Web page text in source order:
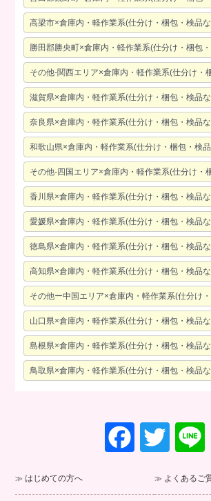
高梁市×倉庫内・軽作業系(仕分け・梱包・検品
勝田郡勝央町×倉庫内・軽作業系(仕分け・梱包
その他-関西エリア×倉庫内・軽作業系(仕分け・
滋賀県×倉庫内・軽作業系(仕分け・梱包・検品
奈良県×倉庫内・軽作業系(仕分け・梱包・検品
和歌山県×倉庫内・軽作業系(仕分け・梱包・検
その他-四国エリア×倉庫内・軽作業系(仕分け・
香川県×倉庫内・軽作業系(仕分け・梱包・検品
愛媛県×倉庫内・軽作業系(仕分け・梱包・検品
徳島県×倉庫内・軽作業系(仕分け・梱包・検品
高知県×倉庫内・軽作業系(仕分け・梱包・検品
その他ー中国エリア×倉庫内・軽作業系(仕分け
山口県×倉庫内・軽作業系(仕分け・梱包・検品
島根県×倉庫内・軽作業系(仕分け・梱包・検品
鳥取県×倉庫内・軽作業系(仕分け・梱包・検品
F
a
T
wi
tt
はじめての方へ よくあるご